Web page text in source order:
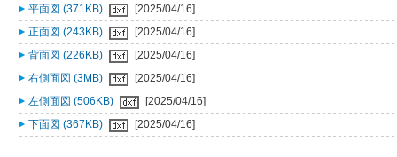
平面図 (371KB)
[2025/04/16]
正面図 (243KB)
[2025/04/16]
背面図 (226KB)
[2025/04/16]
右側面図 (3MB)
[2025/04/16]
左側面図 (506KB)
[2025/04/16]
下面図 (367KB)
[2025/04/16]